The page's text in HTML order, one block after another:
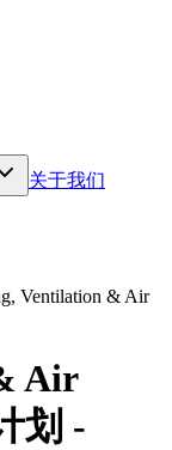
关于我们
Ventilation & Air
Air
划 -